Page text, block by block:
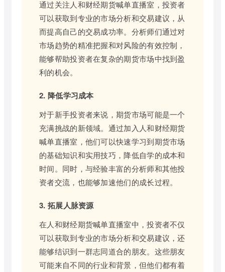
通过关注人和财经期货喊单直播室，投资者
可以获取到专业的市场分析和交易建议，从
而提高自己的交易成功率。分析师们通过对
市场趋势的精准把握和对风险的有效控制，
能够帮助投资者在复杂的期货市场中找到盈
利的机会。
2. 降低学习成本
对于新手投资者来说，期货市场可能是一个
充满挑战的新领域。通过加入人和财经期货
喊单直播室，他们可以快速学习到期货市场
的基础知识和实用技巧，降低自学的成本和
时间。同时，与经验丰富的分析师和其他投
资者交流，也能够加速他们的成长过程。
3. 拓展人脉资源
在人和财经期货喊单直播室中，投资者不仅
可以获取到专业的市场分析和交易建议，还
能够结识到一群志同道合的朋友。这些朋友
可能来自不同的行业和背景，但他们都有着